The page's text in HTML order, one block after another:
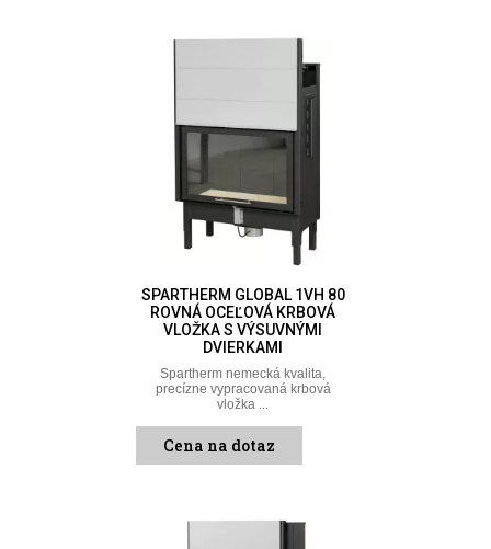
SPARTHERM GLOBAL 1VH 80
ROVNÁ OCEĽOVÁ KRBOVÁ
VLOŽKA S VÝSUVNÝMI
DVIERKAMI
Spartherm nemecká kvalita,
precízne vypracovaná krbová
vložka ...
Cena na dotaz